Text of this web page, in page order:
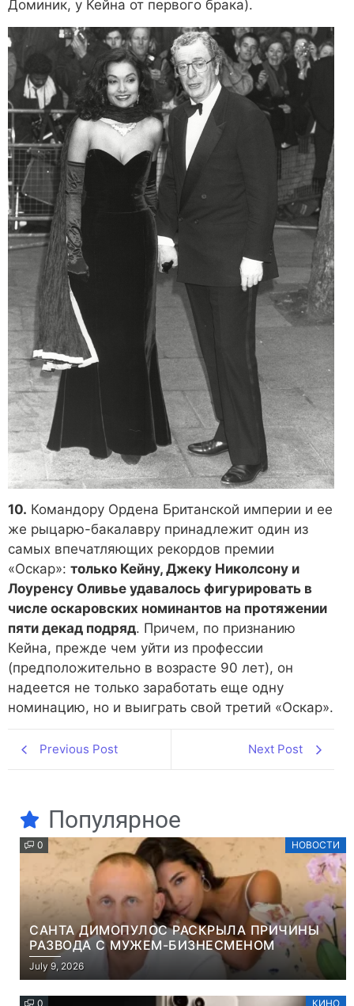
Доминик, у Кейна от первого брака).
10. Командору Ордена Британской империи и ее
же рыцарю-бакалавру принадлежит один из
самых впечатляющих рекордов премии
«Оскар»: только Кейну, Джеку Николсону и
Лоуренсу Оливье удавалось фигурировать в
числе оскаровских номинантов на протяжении
пяти декад подряд. Причем, по признанию
Кейна, прежде чем уйти из профессии
(предположительно в возрасте 90 лет), он
надеется не только заработать еще одну
номинацию, но и выиграть свой третий «Оскар».
Previous Post Next Post
Популярное
0 НОВОСТИ
САНТА ДИМОПУЛОС РАСКРЫЛА ПРИЧИНЫ
РАЗВОДА С МУЖЕМ-БИЗНЕСМЕНОМ
July 9, 2026
0 КИНО